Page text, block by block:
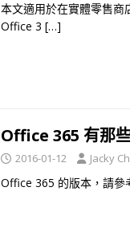
本文適用於在實體零售
Office 3 […]
Office 365 有那
2016-01-12 Jacky
Office 365 的版本，請參